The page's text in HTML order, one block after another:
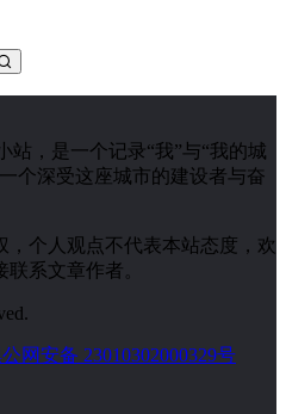
站，是一个记录“我”与“我的城
个深受这座城市的建设者与奋
个人观点不代表本站态度，欢
系文章作者。
网安备 23010302000329号